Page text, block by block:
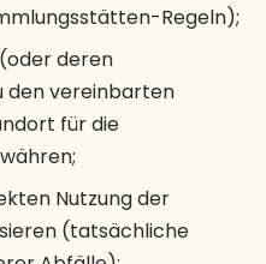
Regeln);
deren
den vereinbarten
für die
Nutzung der
(tatsächliche